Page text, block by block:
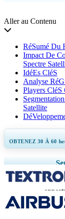
Aller au Contenu
RéSumé Du
Impact De
Spectre
IdéEs CléS
Analyse
Players CléS
Satellite
OBTENEZ 30 À 60
Ampliar a
empresas,
Comment